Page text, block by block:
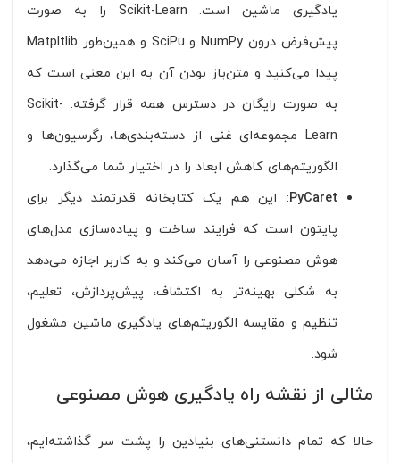
یادگیری ماشین است. Scikit-Learn را به صورت
پیش‌فرض درون NumPy و SciPu و همین‌طور Matpltlib
پیدا می‌کنید و متن‌باز بودن آن به این معنی است که
به صورت رایگان در دسترس همه قرار گرفته. Scikit-
Learn مجموعه‌ای غنی از دسته‌بندی‌ها، رگرسیون‌ها و
الگوریتم‌های کاهش ابعاد را در اختیار شما می‌گذارد.
PyCaret: این هم یک کتابخانه قدرتمند دیگر برای
پایتون است که فرایند ساخت و پیاده‌سازی مدل‌های
هوش مصنوعی را آسان می‌کند و به کاربر اجازه می‌دهد
به شکلی بهینه‌تر به اکتشاف، پیش‌پردازش، تعلیم،
تنظیم و مقایسه الگوریتم‌های یادگیری ماشین مشغول
شود.
مثالی از نقشه راه یادگیری هوش مصنوعی
حالا که تمام دانستنی‌های بنیادین را پشت سر گذاشته‌ایم،